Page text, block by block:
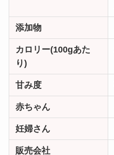
添加物
カロリー(100gあた
り)
甘み度
赤ちゃん
妊婦さん
販売会社